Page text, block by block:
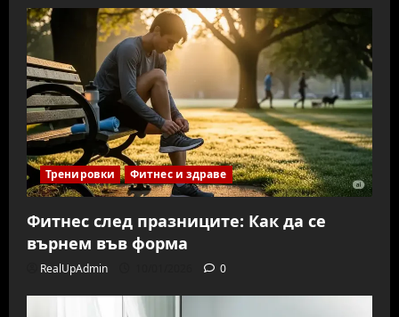
Тренировки Фитнес и здраве
Фитнес след празниците: Как да се
върнем във форма
RealUpAdmin 0